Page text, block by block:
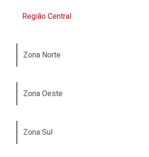
Região Central
Zona Norte
Zona Oeste
Zona Sul